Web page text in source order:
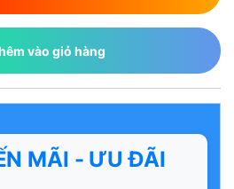
vào giỏ hàng
MÃI - ƯU ĐÃI